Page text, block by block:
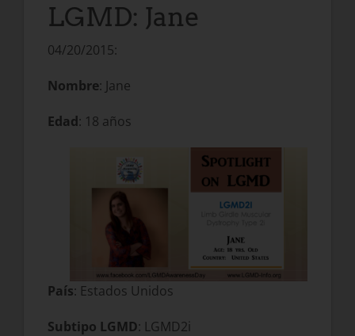
LGMD: Jane
04/20/2015:
Nombre: Jane
Edad: 18 años
País: Estados Unidos
Subtipo LGMD: LGMD2i